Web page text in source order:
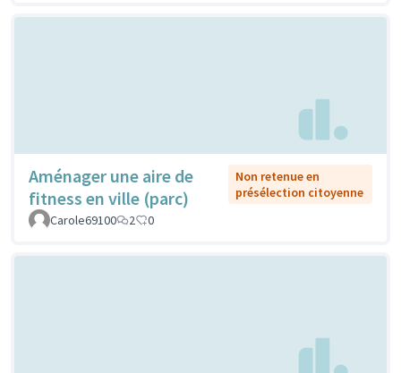
Aménager une aire de
fitness en ville (parc)
Non retenue en
présélection citoyenne
Carole69100
2 0